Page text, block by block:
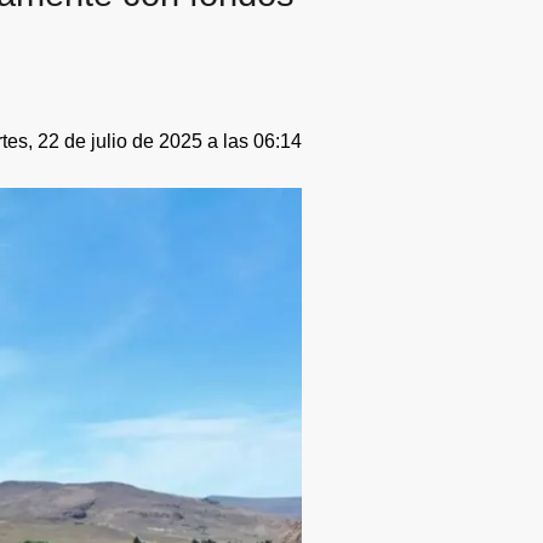
22 de julio de 2025 a las 06:14